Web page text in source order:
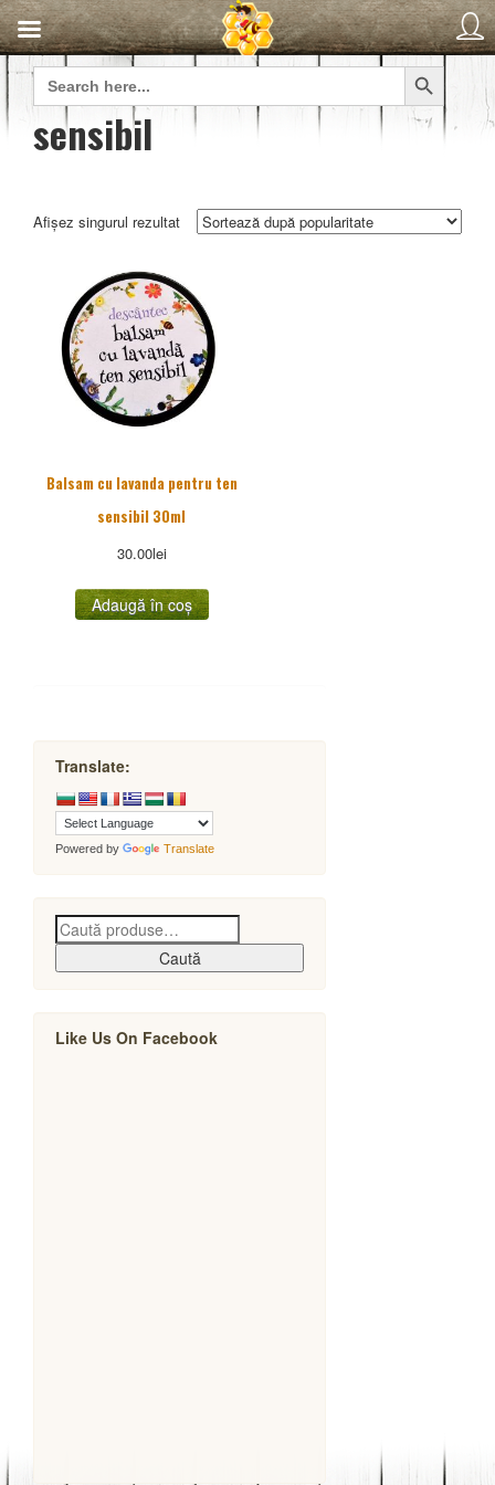
Search
for:
Search Button
sensibil
Afișez singurul rezultat
Balsam cu lavanda pentru ten
sensibil 30ml
30.00lei
Adaugă în coș
Translate:
Powered by Translate
Caută
Like Us On Facebook